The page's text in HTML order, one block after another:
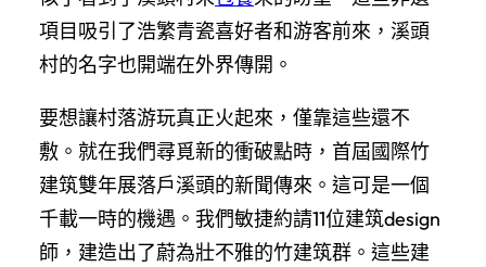
項目吸引了浩繁青瓷喜好者和游客前來，溪頭
村的名字也開端在外界傳開。
要想讓村落游玩真正火起來，僅靠這些還不
敷。就在我們尋覓新的衝破點時，首屆國際竹
建筑雙年展落戶溪頭的新聞傳來。這可是一個
千載一時的機遇。我們敏捷約請11位建筑design
師，建造出了蔚為壯不雅的竹建筑群。這些建